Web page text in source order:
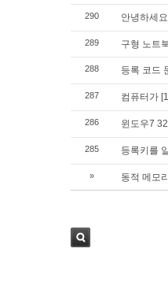
290 안녕하세
289 구형 노트
288 등록 코드
287 컴퓨터가
286 윈도우7
285 등록키를
» 동적 메모